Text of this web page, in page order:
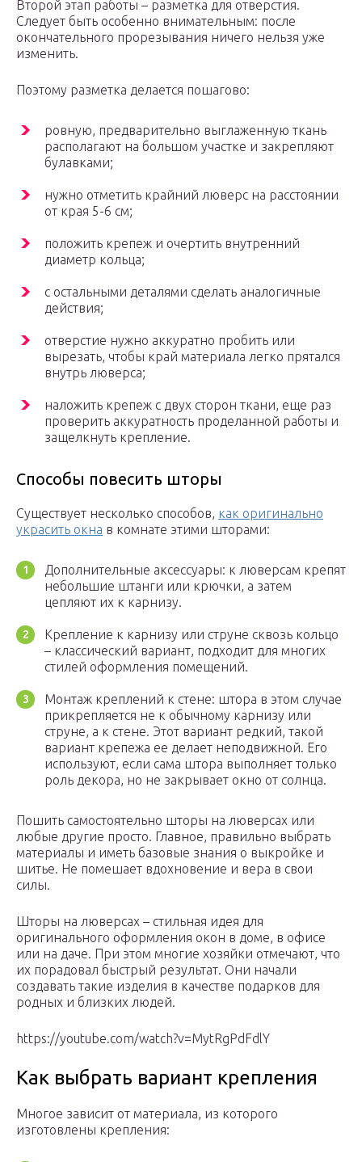
Второй этап работы – разметка для отверстия.
Следует быть особенно внимательным: после
окончательного прорезывания ничего нельзя уже
изменить.
Поэтому разметка делается пошагово:
ровную, предварительно выглаженную ткань
располагают на большом участке и закрепляют
булавками;
нужно отметить крайний люверс на расстоянии
от края 5-6 см;
положить крепеж и очертить внутренний
диаметр кольца;
с остальными деталями сделать аналогичные
действия;
отверстие нужно аккуратно пробить или
вырезать, чтобы край материала легко прятался
внутрь люверса;
наложить крепеж с двух сторон ткани, еще раз
проверить аккуратность проделанной работы и
защелкнуть крепление.
Способы повесить шторы
Существует несколько способов, как оригинально
украсить окна в комнате этими шторами:
Дополнительные аксессуары: к люверсам крепят
небольшие штанги или крючки, а затем
цепляют их к карнизу.
Крепление к карнизу или струне сквозь кольцо
– классический вариант, подходит для многих
стилей оформления помещений.
Монтаж креплений к стене: штора в этом случае
прикрепляется не к обычному карнизу или
струне, а к стене. Этот вариант редкий, такой
вариант крепежа ее делает неподвижной. Его
используют, если сама штора выполняет только
роль декора, но не закрывает окно от солнца.
Пошить самостоятельно шторы на люверсах или
любые другие просто. Главное, правильно выбрать
материалы и иметь базовые знания о выкройке и
шитье. Не помешает вдохновение и вера в свои
силы.
Шторы на люверсах – стильная идея для
оригинального оформления окон в доме, в офисе
или на даче. При этом многие хозяйки отмечают, что
их порадовал быстрый результат. Они начали
создавать такие изделия в качестве подарков для
родных и близких людей.
https://youtube.com/watch?v=MytRgPdFdlY
Как выбрать вариант крепления
Многое зависит от материала, из которого
изготовлены крепления: